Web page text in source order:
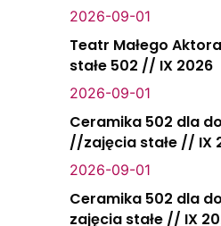
2026-09-01
Teatr Małego
stałe 502 // IX 2026
2026-09-01
Ceramika 502 dla
//zajęcia stałe // IX
2026-09-01
Ceramika 502 dla
zajęcia stałe // IX